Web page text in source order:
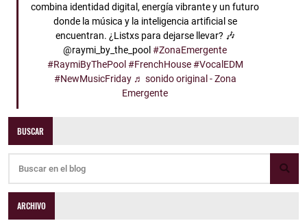
combina identidad digital, energía vibrante y un futuro
donde la música y la inteligencia artificial se
encuentran. ¿Listxs para dejarse llevar? 🎶
@raymi_by_the_pool#ZonaEmergente
#RaymiByThePool #FrenchHouse #VocalEDM
#NewMusicFriday ♬ sonido original - Zona
Emergente
BUSCAR
ARCHIVO